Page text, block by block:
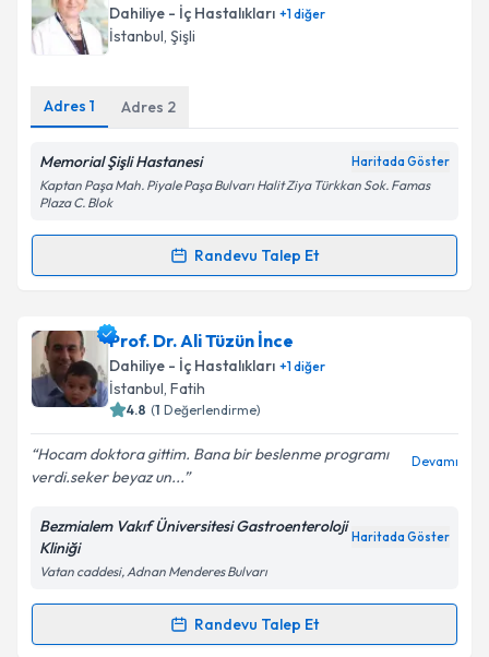
Dahiliye - İç Hastalıkları +1diğer
İstanbul, Şişli
Adres 1 Adres 2
Memorial Şişli Hastanesi Haritada Göster
Kaptan Paşa Mah. Piyale Paşa Bulvarı Halit Ziya Türkkan Sok. Famas
Plaza C. Blok
Randevu Talep Et
Randevu Takvimi Talebi
Prof. Dr. Sadakat Özdiliçin randevu takvimi talebi
oluşturun. Size bu uzmandan randevu almanız için bir
takvim hazırlandığında e-posta ile bilgilendireceğiz.
Kişisel verilerimin işlenmesine ilişkinAydınlatma
kapsamda işlenmesini kabul ediyorum.
Takvim Talebini Gönder
Prof. Dr. Ali Tüzün İnce
Dahiliye - İç Hastalıkları +1diğer
İstanbul, Fatih
4.8 (1 Değerlendirme)
Hocam doktora gittim. Bana bir beslenme programı
verdi.seker beyaz un...
Devamı
Bezmialem Vakıf Üniversitesi Gastroenteroloji
Kliniği
Haritada Göster
Vatan caddesi, Adnan Menderes Bulvarı
Randevu Talep Et
Randevu Takvimi Talebi